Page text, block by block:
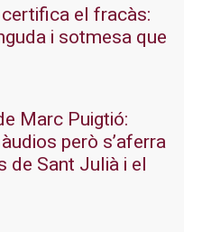
el fracàs:
i sotmesa que
Marc Puigtió:
però s’aferra
de Sant Julià i el